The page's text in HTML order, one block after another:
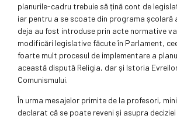
planurile-cadru trebuie să țină cont de
iar pentru a se scoate din programa școlară
deja au fost introduse prin acte normative
modificări legislative făcute în Parlament,
foarte mult procesul de implementare a
această dispută Religia, dar și Istoria
Comunismului.
În urma mesajelor primite de la profesori,
declarat că se poate reveni și asupra